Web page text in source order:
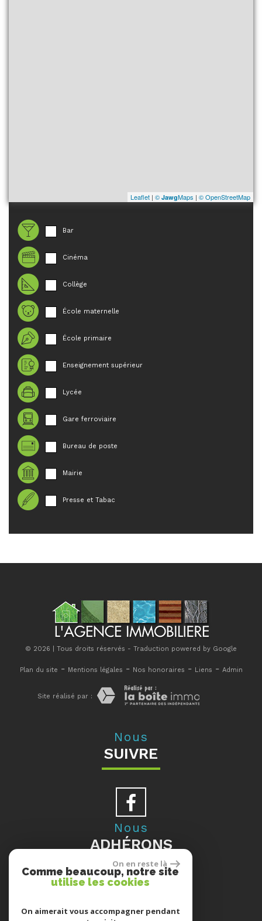
Leaflet | © JawgMaps | © OpenStreetMap
Bar
Cinéma
Collège
École maternelle
École primaire
Enseignement supérieur
Lycée
Gare ferroviaire
Bureau de poste
Mairie
Presse et Tabac
© 2026 | Tous droits réservés - Traduction powered by Google
Plan du site - Mentions légales - Nos honoraires - Liens - Admin
Site réalisé par :
Nous
SUIVRE
Nous
ADHÉRONS
Se
On en reste là
Comme beaucoup, notre site
utilise les cookies
On aimerait vous accompagner pendant